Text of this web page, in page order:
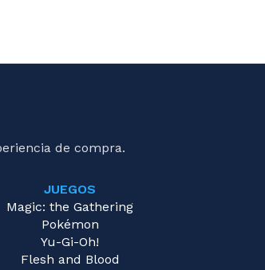
de compra.
JUEGOS
Magic: the Gathering
Pokémon
Yu-Gi-Oh!
Flesh and Blood